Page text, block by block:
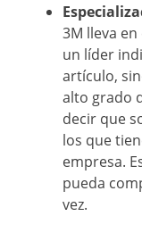
3M lleva
un líder
artículo,
alto grado
decir que
los que
empresa.
pueda
vez.